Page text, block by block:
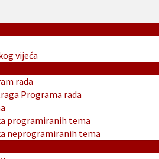
vijeća
rada
Programa rada
programiranih tema
neprogramiranih tema